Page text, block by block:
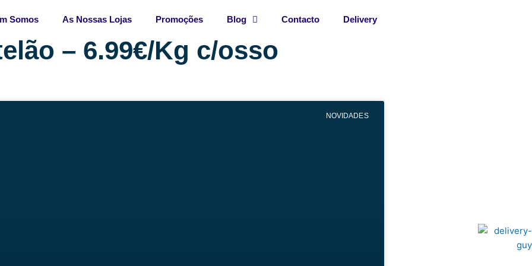
Somos As Nossas Lojas Promoções Blog Contacto Delivery
– 6.99€/Kg c/osso
NOVIDADES